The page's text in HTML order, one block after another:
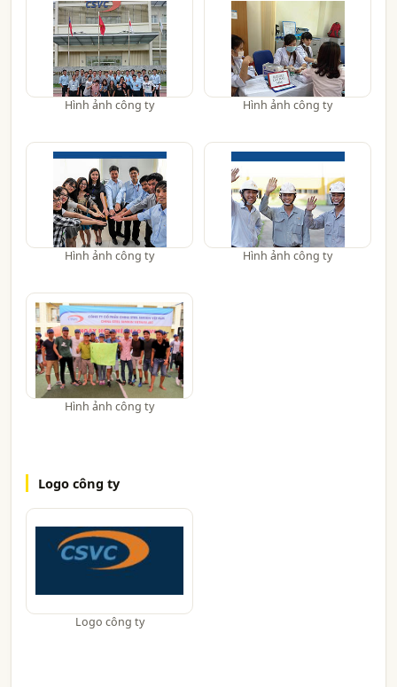
Hình ảnh công ty Hình ảnh công ty
Hình ảnh công ty Hình ảnh công ty
Hình ảnh công ty
Logo công ty
Logo công ty